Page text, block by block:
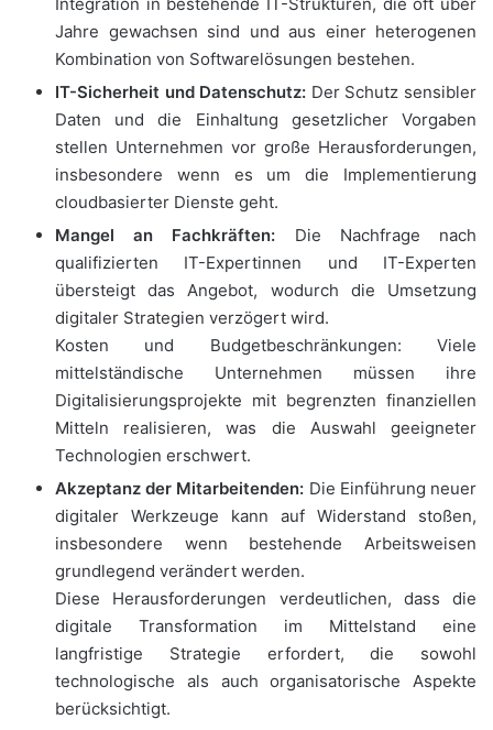
Jahre gewachsen sind und aus einer heterogenen
Kombination von Softwarelösungen bestehen.
IT-Sicherheit und Datenschutz: Der Schutz sensibler
Daten und die Einhaltung gesetzlicher Vorgaben
stellen Unternehmen vor große Herausforderungen,
insbesondere wenn es um die Implementierung
cloudbasierter Dienste geht.
Mangel an Fachkräften: Die Nachfrage nach
qualifizierten IT-Expertinnen und IT-Experten
übersteigt das Angebot, wodurch die Umsetzung
digitaler Strategien verzögert wird.
Kosten und Budgetbeschränkungen: Viele
mittelständische Unternehmen müssen ihre
Digitalisierungsprojekte mit begrenzten finanziellen
Mitteln realisieren, was die Auswahl geeigneter
Technologien erschwert.
Akzeptanz der Mitarbeitenden: Die Einführung neuer
digitaler Werkzeuge kann auf Widerstand stoßen,
insbesondere wenn bestehende Arbeitsweisen
grundlegend verändert werden.
Diese Herausforderungen verdeutlichen, dass die
digitale Transformation im Mittelstand eine
langfristige Strategie erfordert, die sowohl
technologische als auch organisatorische Aspekte
berücksichtigt.